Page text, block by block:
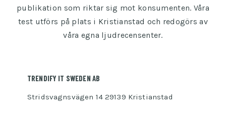
publikation som riktar sig mot konsumenten. Våra
test utförs på plats i Kristianstad och redogörs av
våra egna ljudrecensenter.
TRENDIFY IT SWEDEN AB
Stridsvagnsvägen 14 29139 Kristianstad